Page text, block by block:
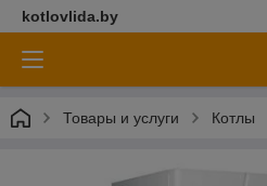
kotlovlida.by
Товары и услуги Котлы